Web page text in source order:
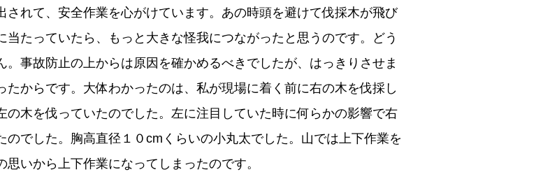
れて、安全作業を心がけています。あの時頭を避けて伐採木が飛び
たっていたら、もっと大きな怪我につながったと思うのです。どう
事故防止の上からは原因を確かめるべきでしたが、はっきりさせま
からです。大体わかったのは、私が現場に着く前に右の木を伐採し
木を伐っていたのでした。左に注目していた時に何らかの影響で右
でした。胸高直径１０cmくらいの小丸太でした。山では上下作業を
いから上下作業になってしまったのです。